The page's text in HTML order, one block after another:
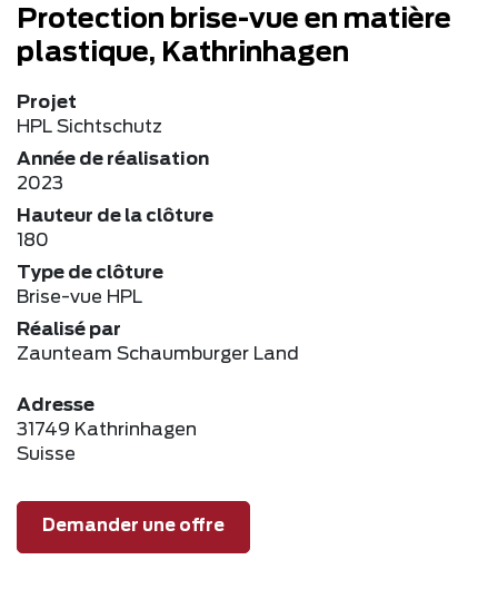
Protection brise-vue en matière
plastique, Kathrinhagen
Projet
HPL Sichtschutz
Année de réalisation
2023
Hauteur de la clôture
180
Type de clôture
Brise-vue HPL
Réalisé par
Zaunteam Schaumburger Land
Adresse
31749 Kathrinhagen
Suisse
Demander une offre